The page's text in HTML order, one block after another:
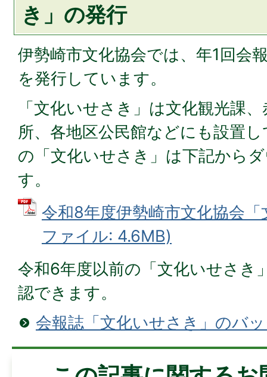
き」の発行
伊勢崎市文化協会では、年1回会
を発行しています。
「文化いせさき」は文化観光課
所、各地区公民館などにも設置
の「文化いせさき」は下記から
す。
令和8年度伊勢崎市文化協会
ファイル: 4.6MB)
令和6年度以前の「文化いせさき
認できます。
会報誌「文化いせさき」のバ